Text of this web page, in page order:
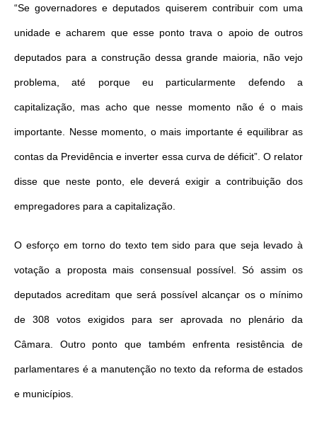
“Se governadores e deputados quiserem contribuir com uma
unidade e acharem que esse ponto trava o apoio de outros
deputados para a construção dessa grande maioria, não vejo
problema, até porque eu particularmente defendo a
capitalização, mas acho que nesse momento não é o mais
importante. Nesse momento, o mais importante é equilibrar as
contas da Previdência e inverter essa curva de déficit”. O relator
disse que neste ponto, ele deverá exigir a contribuição dos
empregadores para a capitalização.
O esforço em torno do texto tem sido para que seja levado à
votação a proposta mais consensual possível. Só assim os
deputados acreditam que será possível alcançar os o mínimo
de 308 votos exigidos para ser aprovada no plenário da
Câmara. Outro ponto que também enfrenta resistência de
parlamentares é a manutenção no texto da reforma de estados
e municípios.